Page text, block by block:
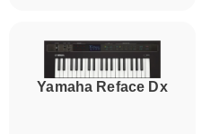
Yamaha Reface Dx